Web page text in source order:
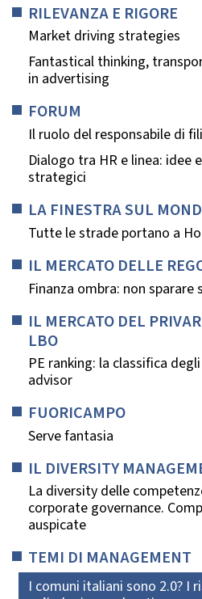
RILEVANZA E RIGORE
Market driving strategies
Fantastical thinking,
in advertising
FORUM
Il ruolo del responsabile di
Dialogo tra HR e linea: idee
strategici
LA FINESTRA SUL
Tutte le strade portano a
IL MERCATO DELLE
Finanza ombra: non sparare
IL MERCATO DEL
LBO
PE ranking: la classifica
advisor
FUORICAMPO
Serve fantasia
IL DIVERSITY
La diversity delle
corporate governance.
auspicate
TEMI DI MANAGEMENT
I comuni italiani sono 2.0? I